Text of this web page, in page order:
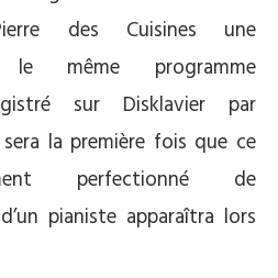
des Cuisines une
le même programme
sur Disklavier par
la première fois que ce
perfectionné de
pianiste apparaîtra lors